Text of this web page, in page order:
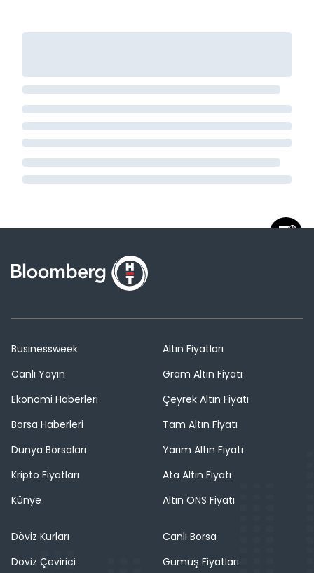
Businessweek
Canlı Yayın
Ekonomi Haberleri
Borsa Haberleri
Dünya Borsaları
Kripto Fiyatları
Künye
Altın Fiyatları
Gram Altın Fiyatı
Çeyrek Altın Fiyatı
Tam Altın Fiyatı
Yarım Altın Fiyatı
Ata Altın Fiyatı
Altın ONS Fiyatı
Döviz Kurları
Döviz Çevirici
Canlı Borsa
Gümüş Fiyatları